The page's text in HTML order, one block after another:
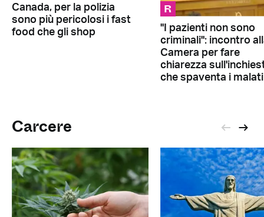
Canada, per la polizia
sono più pericolosi i fast
food che gli shop
R
"I pazienti non sono
criminali": incontro
Camera per fare
chiarezza
che spaventa i malati
Carcere